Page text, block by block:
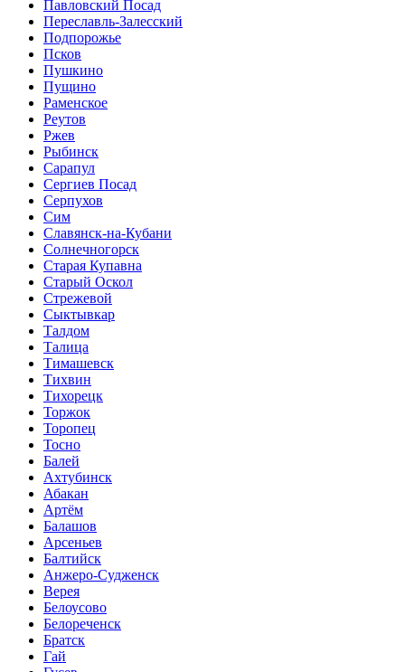
Павловский Посад
Переславль-Залесский
Подпорожье
Псков
Пушкино
Пущино
Раменское
Реутов
Ржев
Рыбинск
Сарапул
Сергиев Посад
Серпухов
Сим
Славянск-на-Кубани
Солнечногорск
Старая Купавна
Старый Оскол
Стрежевой
Сыктывкар
Талдом
Талица
Тимашевск
Тихвин
Тихорецк
Торжок
Торопец
Тосно
Балей
Ахтубинск
Абакан
Артём
Балашов
Арсеньев
Балтийск
Анжеро-Судженск
Верея
Белоусово
Белореченск
Братск
Гай